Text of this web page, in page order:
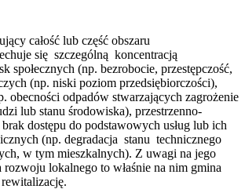
całość lub część obszaru
się szczególną koncentracją
społecznych (np. bezrobocie, przestępczość,
(np. niski poziom przedsiębiorczości),
obecności odpadów stwarzających zagrożenie
lub stanu środowiska), przestrzenno-
dostępu do podstawowych usług lub ich
(np. degradacja stanu technicznego
w tym mieszkalnych). Z uwagi na jego
rozwoju lokalnego to właśnie na nim gmina